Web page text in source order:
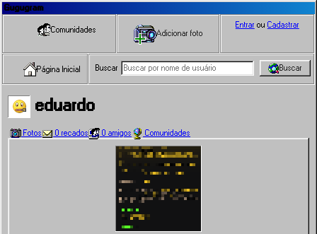
Gugugram
Página Inicial
Comunidades Adicionar foto
Buscar Buscar
Entrar ou Cadastrar
eduardo
Fotos 0 recados 0 amigos Comunidades